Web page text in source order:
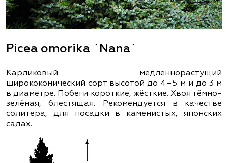
Picea omorika `Nana`
Карликовый медленнорастущий
ширококонический сорт высотой до 4–5 м и до 3 м
в диаметре. Побеги короткие, жёсткие. Хвоя тёмно-
зелёная, блестящая. Рекомендуется в качестве
солитера, для посадки в каменистых, японских
садах.